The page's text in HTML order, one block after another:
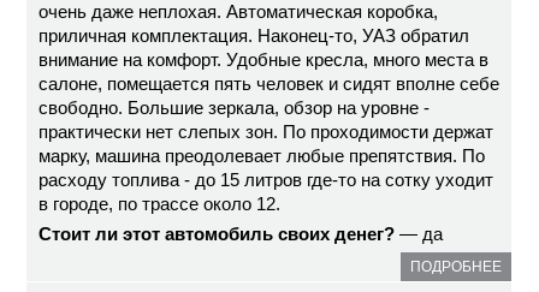
очень даже неплохая. Автоматическая коробка,
приличная комплектация. Наконец-то, УАЗ обратил
внимание на комфорт. Удобные кресла, много места в
салоне, помещается пять человек и сидят вполне себе
свободно. Большие зеркала, обзор на уровне -
практически нет слепых зон. По проходимости держат
марку, машина преодолевает любые препятствия. По
расходу топлива - до 15 литров где-то на сотку уходит
в городе, по трассе около 12.
Стоит ли этот автомобиль своих денег? — да
ПОДРОБНЕЕ